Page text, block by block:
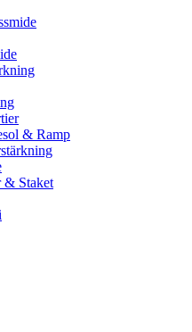
& Ramp
& Staket